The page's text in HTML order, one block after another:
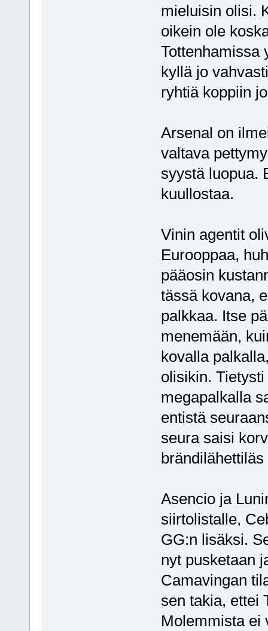
mieluisin olisi.
oikein ole
Tottenhamissa
kyllä jo
ryhtiä koppiin
Arsenal on
valtava
syystä luopua.
kuullostaa.
Vinin agentit
Eurooppaa,
pääosin
tässä kovana,
palkkaa. Itse
menemään,
kovalla
olisikin.
megapalkalla
entistä
seura saisi
Asencio ja
siirtolistalle,
GG:n lisäksi.
nyt pusketaan
Camavingan
sen takia, ettei
Molemmista ei